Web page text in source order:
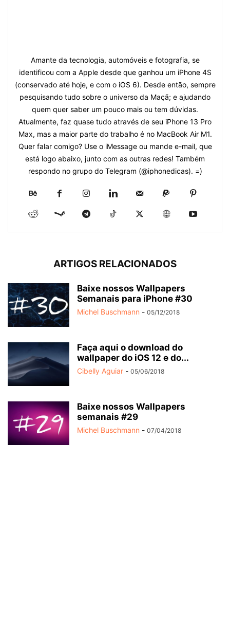
Amante da tecnologia, automóveis e fotografia, se
identificou com a Apple desde que ganhou um iPhone 4S
(conservado até hoje, e com o iOS 6). Desde então, sempre
pesquisando tudo sobre o universo da Maçã; e ajudando
quem quer saber um pouco mais ou tem dúvidas.
Atualmente, faz quase tudo através de seu iPhone 13 Pro
Max, mas a maior parte do trabalho é no MacBook Air M1.
Quer falar comigo? Use o iMessage ou mande e-mail, que
está logo abaixo, junto com as outras redes! Também
respondo no grupo do Telegram (@iphonedicas). =)
ARTIGOS RELACIONADOS
Baixe nossos Wallpapers
Semanais para iPhone #30
Michel Buschmann - 05/12/2018
Faça aqui o download do
wallpaper do iOS 12 e do...
Cibelly Aguiar - 05/06/2018
Baixe nossos Wallpapers
semanais #29
Michel Buschmann - 07/04/2018